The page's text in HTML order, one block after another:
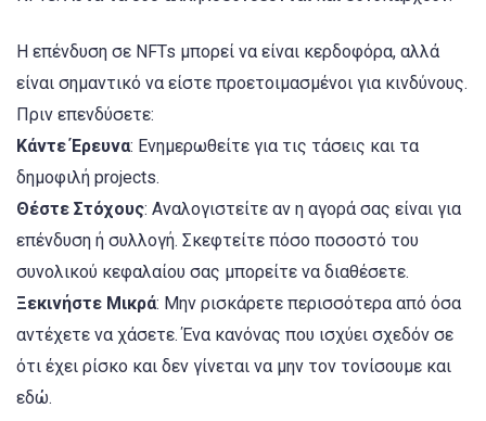
Η επένδυση σε NFTs μπορεί να είναι κερδοφόρα, αλλά
είναι σημαντικό να είστε προετοιμασμένοι για κινδύνους.
Πριν επενδύσετε:
Κάντε Έρευνα: Ενημερωθείτε για τις τάσεις και τα
δημοφιλή projects.
Θέστε Στόχους: Αναλογιστείτε αν η αγορά σας είναι για
επένδυση ή συλλογή. Σκεφτείτε πόσο ποσοστό του
συνολικού κεφαλαίου σας μπορείτε να διαθέσετε.
Ξεκινήστε Μικρά: Μην ρισκάρετε περισσότερα από όσα
αντέχετε να χάσετε. Ένα κανόνας που ισχύει σχεδόν σε
ότι έχει ρίσκο και δεν γίνεται να μην τον τονίσουμε και
εδώ.